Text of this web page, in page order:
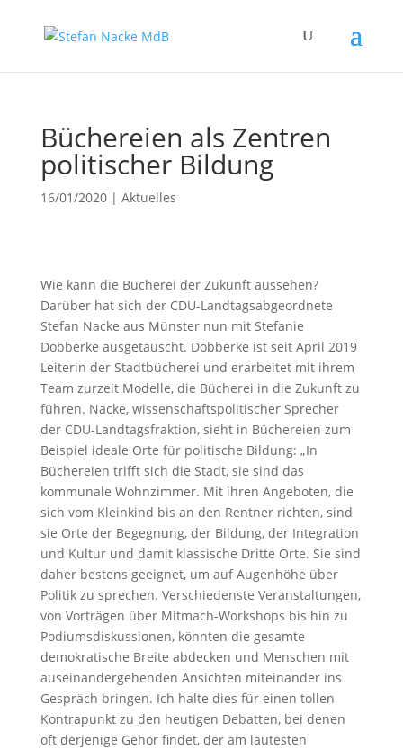
Büchereien als Zentren
politischer Bildung
16/01/2020| Aktuelles
Wie kann die Bücherei der Zukunft aussehen?
Darüber hat sich der CDU-Landtagsabgeordnete
Stefan Nacke aus Münster nun mit Stefanie
Dobberke ausgetauscht. Dobberke ist seit April 2019
Leiterin der Stadtbücherei und erarbeitet mit ihrem
Team zurzeit Modelle, die Bücherei in die Zukunft zu
führen. Nacke, wissenschaftspolitischer Sprecher
der CDU-Landtagsfraktion, sieht in Büchereien zum
Beispiel ideale Orte für politische Bildung: „In
Büchereien trifft sich die Stadt, sie sind das
kommunale Wohnzimmer. Mit ihren Angeboten, die
sich vom Kleinkind bis an den Rentner richten, sind
sie Orte der Begegnung, der Bildung, der Integration
und Kultur und damit klassische Dritte Orte. Sie sind
daher bestens geeignet, um auf Augenhöhe über
Politik zu sprechen. Verschiedenste Veranstaltungen,
von Vorträgen über Mitmach-Workshops bis hin zu
Podiumsdiskussionen, könnten die gesamte
demokratische Breite abdecken und Menschen mit
auseinandergehenden Ansichten miteinander ins
Gespräch bringen. Ich halte dies für einen tollen
Kontrapunkt zu den heutigen Debatten, bei denen
oft derjenige Gehör findet, der am lautesten